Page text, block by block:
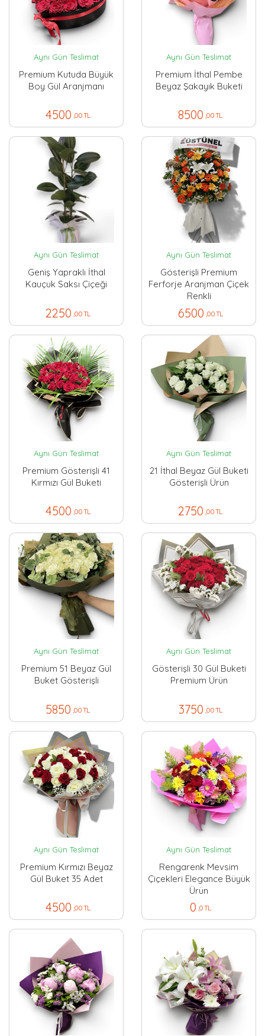
Aynı Gün Teslimat
Premium Kutuda Büyük
Boy Gül Aranjmanı
4500 ,00 TL
Aynı Gün Teslimat
Premium İthal Pembe
Beyaz Şakayık Buketi
8500 ,00 TL
Aynı Gün Teslimat
Geniş Yapraklı İthal
Kauçuk Saksı Çiçeği
2250 ,00 TL
Aynı Gün Teslimat
Gösterişli Premium
Ferforje Aranjman Çiçek
Renkli
6500 ,00 TL
Aynı Gün Teslimat
Premium Gösterişli 41
Kırmızı Gül Buketi
4500 ,00 TL
Aynı Gün Teslimat
21 İthal Beyaz Gül Buketi
Gösterişli Ürün
2750 ,00 TL
Aynı Gün Teslimat
Premium 51 Beyaz Gül
Buket Gösterişli
5850 ,00 TL
Aynı Gün Teslimat
Gösterişli 30 Gül Buketi
Premium Ürün
3750 ,00 TL
Aynı Gün Teslimat
Premium Kırmızı Beyaz
Gül Buket 35 Adet
4500 ,00 TL
Aynı Gün Teslimat
Rengarenk Mevsim
Çiçekleri Elegance Büyük
Ürün
0 ,0 TL